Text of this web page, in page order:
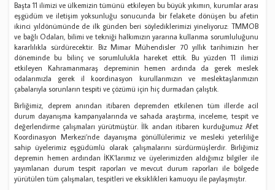
Başta 11 ilimizi ve ülkemizin tümünü etkileyen bu büyük yıkımın, kurumlar arası
eşgüdüm ve iletişim yoksunluğu sonucunda bir felakete dönüşen bu afetin
ikinci yıldönümünde de ilk günden beri söylediklerimizi yineliyoruz: TMMOB
ve bağlı Odaları, bilimi ve tekniği halkımızın yararına kullanma sorumluluğunu
kararlılıkla sürdürecektir. Biz Mimar Mühendisler 70 yıllık tarihimizin her
döneminde bu bilinç ve sorumlulukla hareket ettik. Bu yüzden 11 ilimizi
etkileyen Kahramanmaraş depreminin hemen ardında da gerek meslek
odalarımızla gerek il koordinasyon kurullarımızın ve meslektaşlarımızın
çabalarıyla sorunların tespiti ve çözümü için hiç durmadan çalıştık.
Birliğimiz, deprem anından itibaren depremden etkilenen tüm illerde acil
durum dayanışma kampanyalarında ve sahada araştırma, inceleme, tespit ve
değerlendirme çalışmaları yürütmüştür. İlk andan itibaren kurduğumuz Afet
Koordinasyon Merkezi’nde dayanışma gönüllülerimiz ve mesleki yeterliliğe
sahip üyelerimiz eşgüdümlü olarak çalışmalarını sürdürmüşlerdir. Birliğimiz
depremin hemen ardından İKK’larımız ve üyelerimizden aldığımız bilgiler ile
yayımlanan durum tespit raporları ve mevcut durum raporları ile bölgede
yürütülen tüm çalışmaları, tespitleri ve eksiklikleri kamuoyu ile paylaşmıştır.